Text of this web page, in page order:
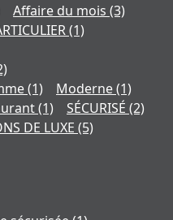
Affaire du mois (3)
(1)
(1) Moderne(1)
(1) SÉCURISÉ (2)
DE LUXE (5)